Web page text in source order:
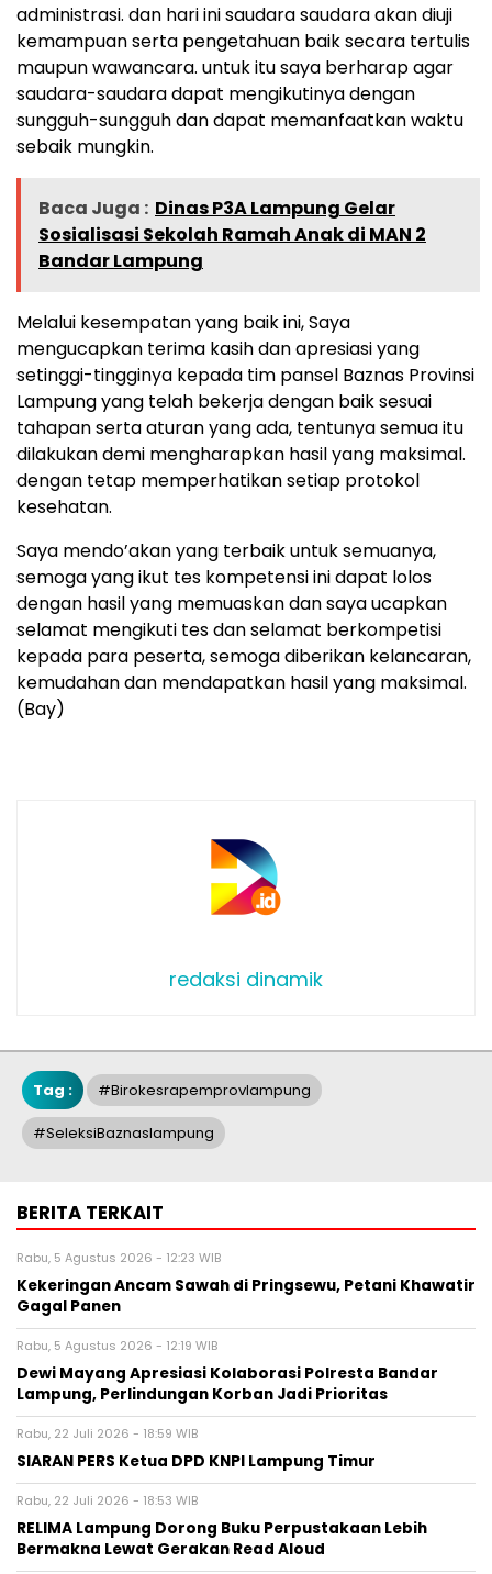
administrasi. dan hari ini saudara saudara akan diuji
kemampuan serta pengetahuan baik secara tertulis
maupun wawancara. untuk itu saya berharap agar
saudara-saudara dapat mengikutinya dengan
sungguh-sungguh dan dapat memanfaatkan waktu
sebaik mungkin.
Baca Juga : Dinas P3A Lampung Gelar
Sosialisasi Sekolah Ramah Anak di MAN 2
Bandar Lampung
Melalui kesempatan yang baik ini, Saya
mengucapkan terima kasih dan apresiasi yang
setinggi-tingginya kepada tim pansel Baznas Provinsi
Lampung yang telah bekerja dengan baik sesuai
tahapan serta aturan yang ada, tentunya semua itu
dilakukan demi mengharapkan hasil yang maksimal.
dengan tetap memperhatikan setiap protokol
kesehatan.
Saya mendo’akan yang terbaik untuk semuanya,
semoga yang ikut tes kompetensi ini dapat lolos
dengan hasil yang memuaskan dan saya ucapkan
selamat mengikuti tes dan selamat berkompetisi
kepada para peserta, semoga diberikan kelancaran,
kemudahan dan mendapatkan hasil yang maksimal.
(Bay)
redaksi dinamik
Tag : #birokesrapemprovlampung
#seleksiBaznaslampung
BERITA TERKAIT
Rabu, 5 Agustus 2026 - 12:23 WIB
Kekeringan Ancam Sawah di Pringsewu, Petani Khawatir
Gagal Panen
Rabu, 5 Agustus 2026 - 12:19 WIB
Dewi Mayang Apresiasi Kolaborasi Polresta Bandar
Lampung, Perlindungan Korban Jadi Prioritas
Rabu, 22 Juli 2026 - 18:59 WIB
SIARAN PERS Ketua DPD KNPI Lampung Timur
Rabu, 22 Juli 2026 - 18:53 WIB
RELIMA Lampung Dorong Buku Perpustakaan Lebih
Bermakna Lewat Gerakan Read Aloud